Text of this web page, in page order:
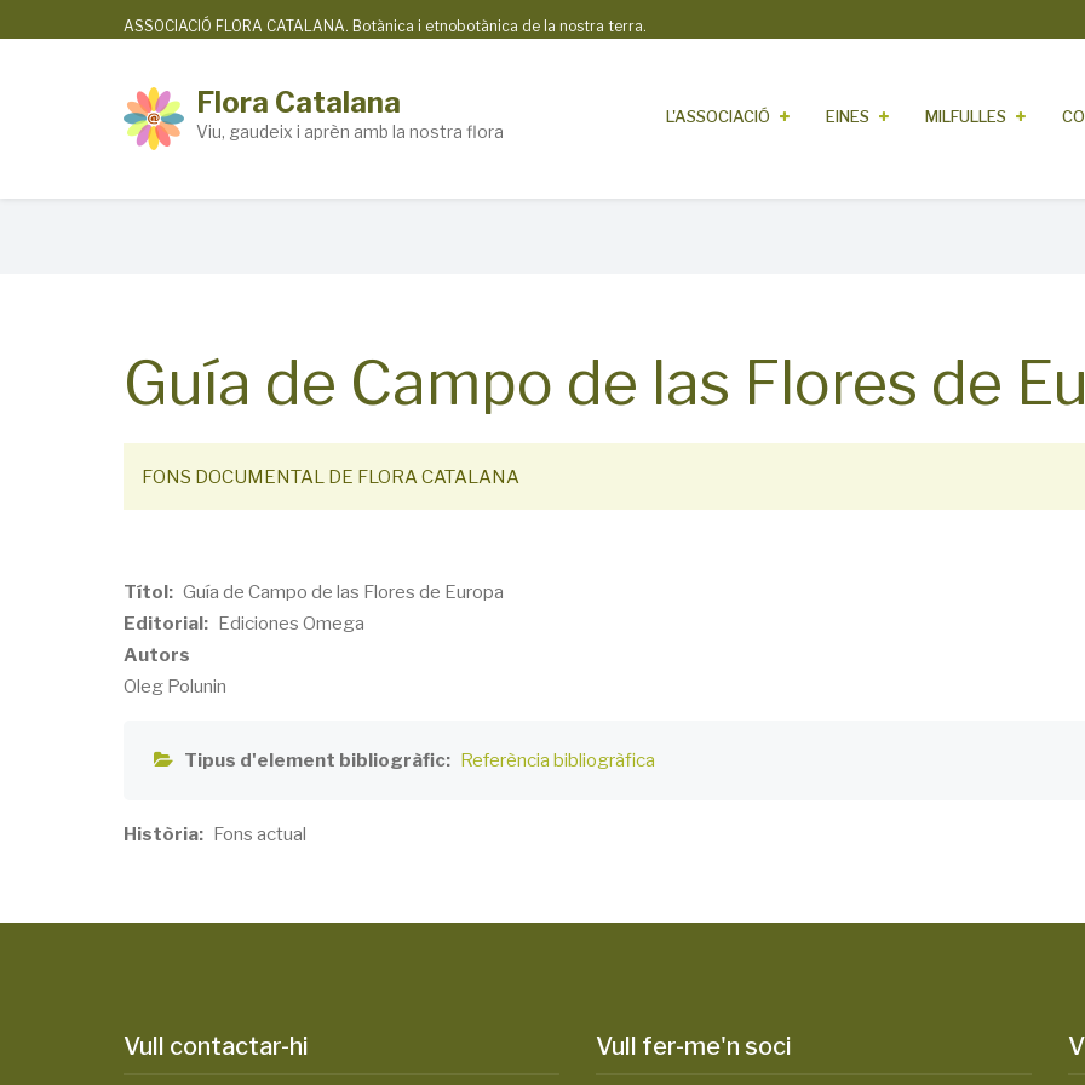
ASSOCIACIÓ FLORA CATALANA. Botànica i etnobotànica de la nostra terra.
Flora Catalana
Viu, gaudeix i aprèn amb la nostra flora
L'ASSOCIACIÓ EINES MILFULLES
Guía de Campo de las Flores de
FONS DOCUMENTAL DE FLORA CATALANA
Títol
Guía de Campo de las Flores de Europa
Editorial
Ediciones Omega
Autors
Oleg Polunin
Tipus d'element bibliogràfic Referència bibliogràfica
Història Fons actual
Vull contactar-hi Vull fer-me'n soci